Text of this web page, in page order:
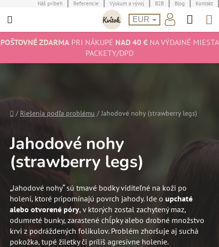
na
Náš príbeh Referencie Výskum a vývoj B2B Blog Kontakt
EUR
POŠTOVNÉ ZDARMAPRI NÁKUPE NAD 40 €NA VÝDAJNÉ MIESTA
PACKETY/DPD
Domov
/ Riešenia podľa problému / Jahodové nohy (strawberry legs)
Jahodové nohy
(strawberry legs)
„Jahodové nohy“ sú tmavé bodky viditeľné na koži po
holení, ktoré pripomínajú povrch jahody. Ide o upchaté
alebo otvorené póry, v ktorých zostal zachytený maz,
odumreté bunky, zarastené chĺpky alebo drobné množstvo
krvi z podráždených folikulov. Problém zhoršuje aj suchá
pokožka, tupé žiletky či príliš agresívne holenie.